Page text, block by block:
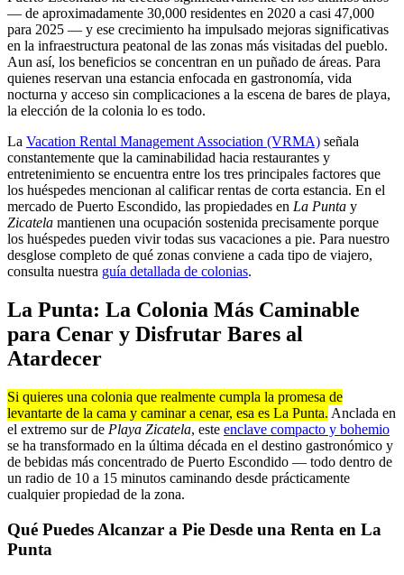
— de aproximadamente 30,000 residentes en 2020 a casi 47,000
para 2025 — y ese crecimiento ha impulsado mejoras significativas
en la infraestructura peatonal de las zonas más visitadas del pueblo.
Aun así, los beneficios se concentran en un puñado de áreas. Para
quienes reservan una estancia enfocada en gastronomía, vida
nocturna y acceso sin complicaciones a la escena de bares de playa,
la elección de la colonia lo es todo.
La Vacation Rental Management Association (VRMA) señala
constantemente que la caminabilidad hacia restaurantes y
entretenimiento se encuentra entre los tres principales factores que
los huéspedes mencionan al calificar rentas de corta estancia. En el
mercado de Puerto Escondido, las propiedades en La Punta y
Zicatela mantienen una ocupación sostenida precisamente porque
los huéspedes pueden vivir todas sus vacaciones a pie. Para nuestro
desglose completo de qué zonas conviene a cada tipo de viajero,
consulta nuestra guía detallada de colonias.
La Punta: La Colonia Más Caminable
para Cenar y Disfrutar Bares al
Atardecer
Si quieres una colonia que realmente cumpla la promesa de
levantarte de la cama y caminar a cenar, esa es La Punta. Anclada en
el extremo sur de Playa Zicatela, este enclave compacto y bohemio
se ha transformado en la última década en el destino gastronómico y
de bebidas más concentrado de Puerto Escondido — todo dentro de
un radio de 10 a 15 minutos caminando desde prácticamente
cualquier propiedad de la zona.
Qué Puedes Alcanzar a Pie Desde una Renta en La
Punta